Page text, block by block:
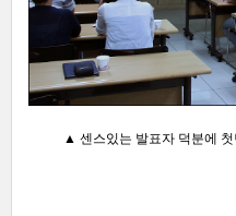
▲ 센스있는 발표자 덕분에